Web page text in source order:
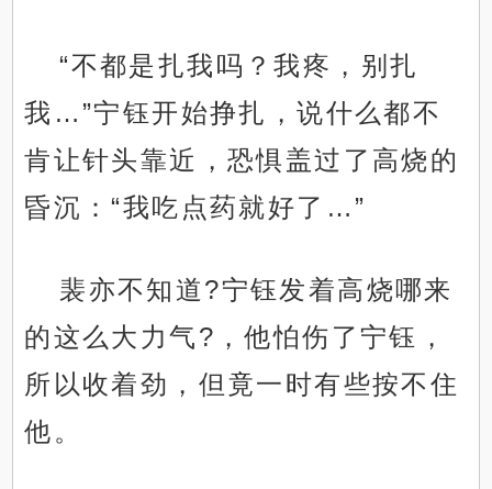
“不都是扎我吗？我疼，别扎
我…”宁钰开始挣扎，说什么都不
肯让针头靠近，恐惧盖过了高烧的
昏沉：“我吃点药就好了…”
裴亦不知道?宁钰发着高烧哪来
的这么大力气?，他怕伤了宁钰，
所以收着劲，但竟一时有些按不住
他。